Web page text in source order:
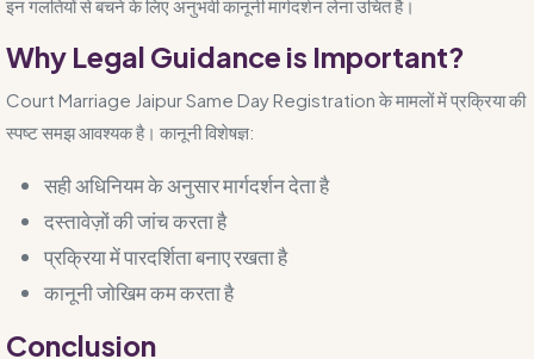
इन गलतियों से बचने के लिए अनुभवी कानूनी मार्गदर्शन लेना उचित है।
Why Legal Guidance is Important?
Court Marriage Jaipur Same Day Registration के मामलों में प्रक्रिया की
स्पष्ट समझ आवश्यक है। कानूनी विशेषज्ञ:
सही अधिनियम के अनुसार मार्गदर्शन देता है
दस्तावेज़ों की जांच करता है
प्रक्रिया में पारदर्शिता बनाए रखता है
कानूनी जोखिम कम करता है
Conclusion